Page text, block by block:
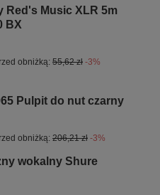
Red's Music XLR 5m
BX
obniżką: 55,62 zł -3%
Pulpit do nut czarny
obniżką: 206,21 zł -3%
wokalny Shure